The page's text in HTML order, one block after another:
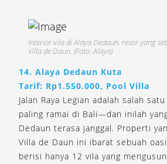
Interior vila di Alaya Dedaun, resor yang
Villa de Daun. (Foto: Alaya)
14. Alaya Dedaun Kuta
Tarif: Rp1.550.000, Pool Villa
Jalan Raya Legian adalah salah
paling ramai di Bali—dan inilah
Dedaun terasa janggal. Properti
Villa de Daun ini ibarat sebuah
berisi hanya 12 vila yang